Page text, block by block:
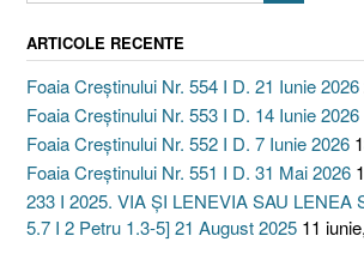
ARTICOLE RECENTE
Foaia Creștinului Nr. 554 I D. 21 Iunie 2026
Foaia Creștinului Nr. 553 I D. 14 Iunie 2026
Foaia Creștinului Nr. 552 I D. 7 Iunie 2026
Foaia Creștinului Nr. 551 I D. 31 Mai 2026
233 I 2025. VIA ȘI LENEVIA SAU LENEA
5.7 I 2 Petru 1.3-5] 21 August 2025 11